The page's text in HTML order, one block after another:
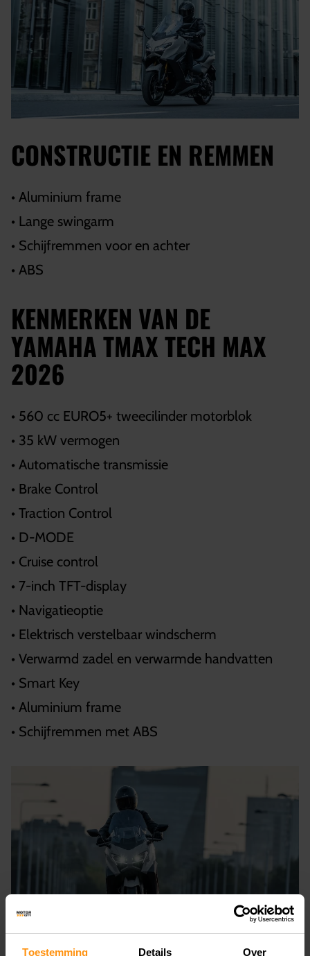
Toestemming Details Over
CONSTRUCTIE EN REMMEN
• Aluminium frame
• Lange swingarm
• Schijfremmen voor en achter
• ABS
KENMERKEN VAN DE
YAMAHA TMAX TECH MAX
2026
• 560 cc EURO5+ tweecilinder motorblok
• 35 kW vermogen
• Automatische transmissie
• Brake Control
• Traction Control
• D-MODE
• Cruise control
• 7-inch TFT-display
• Navigatieoptie
• Elektrisch verstelbaar windscherm
• Verwarmd zadel en verwarmde handvatten
• Smart Key
• Aluminium frame
• Schijfremmen met ABS